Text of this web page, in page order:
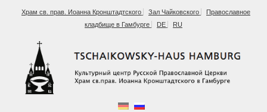
Храм св. прав. Иоанна Кронштадтского Зал Чайковского
Православное
кладбище в Гамбурге
DE RU